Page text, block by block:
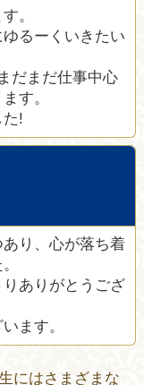
。
るーくいきたい
だまだ仕事中心
す。
た!
り、心が落ち着
ありがとうござ
ます。
にはさまざまな